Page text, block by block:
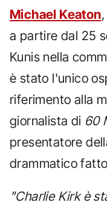
Michael Keaton
a partire dal 25
Kunis nella
è stato l'unico
riferimento alla
giornalista di 60
presentatore
drammatico
"Charlie Kirk è